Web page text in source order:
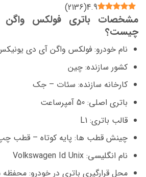
4.9
(
2136
)
مشخصات باتری فولکس
چیست؟
نام خودرو: فولکس واگن آی دی
کشور سازنده: چین
کارخانه سازنده: سئات – جک
باتری اصلی: 50 آمپرساعت
قالب باتری: L1
چینش قطب ها: پایه کوتاه – قطب
نام انگلیسی: Volkswagen Id Unix
محل قرارگیری باتری در خودرو: محفظه